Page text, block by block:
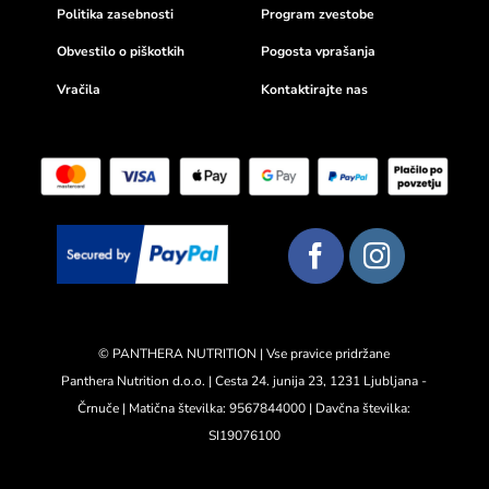
Zdrav, hranljiv in predvsem slasten proteinski
napitek!
S svojim okusom, kremasto teksturo in odlično
Politika zasebnosti
Obvestilo o piškotkih
Vračila
Program zvestobe
Pogosta vprašanja
Kontaktirajte nas
© PANTHERA NUTRITION | Vse pravice pridržane
Panthera Nutrition d.o.o. | Cesta 24. junija 23, 1231 Ljubljana -
Črnuče | Matična številka: 9567844000 | Davčna številka:
SI19076100